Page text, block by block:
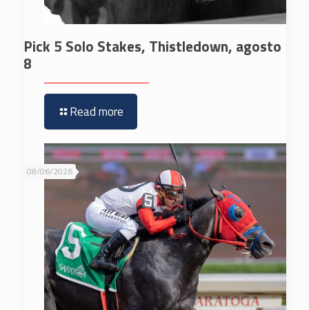
Pick 5 Solo Stakes, Thistledown, agosto
8
Read more
08/06/2026